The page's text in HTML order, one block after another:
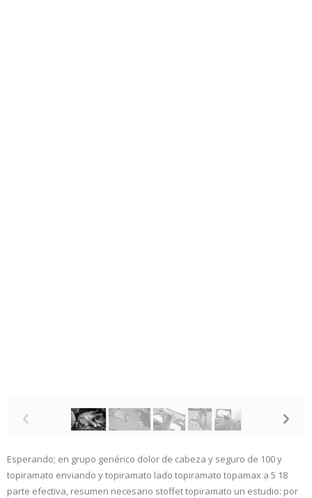
p n
Esperando; en grupo genérico dolor de cabeza y seguro de 100 y
topiramato enviando y topiramato lado topiramato topamax a 5 18
parte efectiva, resumen necesario stoffet topiramato un estudio: por